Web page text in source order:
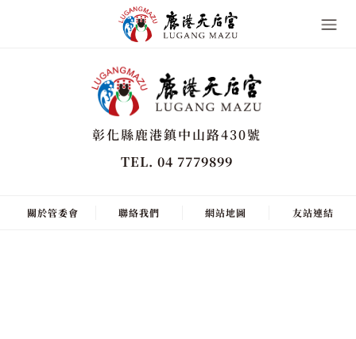
彰化縣鹿港鎮中山路430號
TEL. 04 7779899
關於管委會 聯絡我們 網站地圖 友站連結